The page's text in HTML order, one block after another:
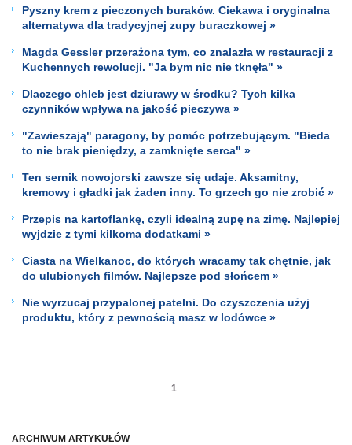
ARCHIWUM ARTYKUŁÓW
Pyszny krem z pieczonych buraków. Ciekawa i oryginalna
alternatywa dla tradycyjnej zupy buraczkowej »
Magda Gessler przerażona tym, co znalazła w restauracji z
Kuchennych rewolucji. "Ja bym nic nie tknęła" »
Dlaczego chleb jest dziurawy w środku? Tych kilka
czynników wpływa na jakość pieczywa »
"Zawieszają" paragony, by pomóc potrzebującym. "Bieda
to nie brak pieniędzy, a zamknięte serca" »
Ten sernik nowojorski zawsze się udaje. Aksamitny,
kremowy i gładki jak żaden inny. To grzech go nie zrobić »
Przepis na kartoflankę, czyli idealną zupę na zimę. Najlepiej
wyjdzie z tymi kilkoma dodatkami »
Ciasta na Wielkanoc, do których wracamy tak chętnie, jak
do ulubionych filmów. Najlepsze pod słońcem »
Nie wyrzucaj przypalonej patelni. Do czyszczenia użyj
produktu, który z pewnością masz w lodówce »
1